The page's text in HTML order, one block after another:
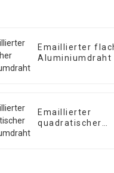
Emaillierter
Aluminiumdraht
Emaillierter
quadratischer